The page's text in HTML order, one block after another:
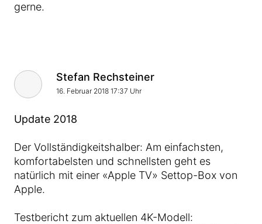
gerne.
Stefan Rechsteiner
16. Februar 2018 17:37 Uhr
Update 2018
Der Vollständigkeitshalber: Am einfachsten,
komfortabelsten und schnellsten geht es
natürlich mit einer «Apple TV» Settop-Box von
Apple.
Testbericht zum aktuellen 4K-Modell: